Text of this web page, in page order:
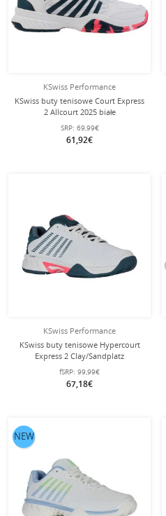
KSwiss Performance
KSwiss buty tenisowe Court Express
2 Allcourt 2025 białe
dziecięce/juniorzy
SRP: 69,99€
61,92€
KSwiss Performance
KSwiss buty tenisowe Hypercourt
Express 2 Clay/Sandplatz
białe/granatowe dziecięce
fSRP: 99,99€
67,18€
NEW